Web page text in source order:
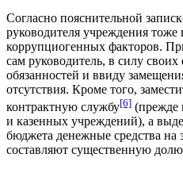
Согласно пояснительной
руководителя учреждения
коррупциогенных факторов.
сам руководитель, в силу
обязанностей и ввиду
отсутствия. Кроме того,
контрактную службу[6] (прежде
и казенных учреждений), а
бюджета денежные средства на
составляют существенную